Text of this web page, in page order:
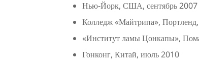
Нью-Йорк, США, сентябрь 2007
Колледж «Майтрипа»,
«Институт ламы Цонкапы»,
Гонконг, Китай, июль 2010